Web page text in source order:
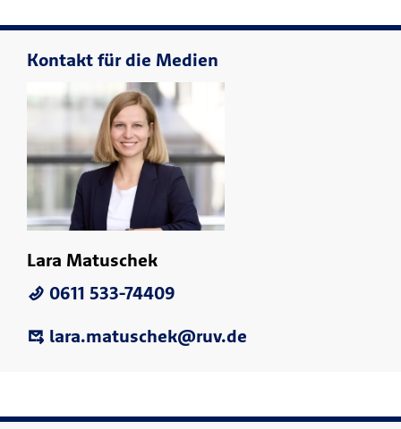
Kontakt für die Medien
Lara Matuschek
0611 533-74409
lara.matuschek@ruv.de